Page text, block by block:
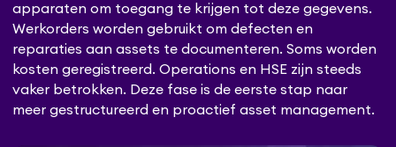
apparaten om toegang te krijgen tot deze gegevens.
Werkorders worden gebruikt om defecten en
reparaties aan assets te documenteren. Soms worden
kosten geregistreerd. Operations en HSE zijn steeds
vaker betrokken. Deze fase is de eerste stap naar
meer gestructureerd en proactief asset management.